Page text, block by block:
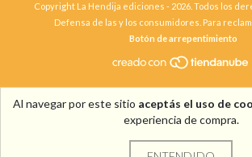
Al navegar por este sitio aceptás el uso de
experiencia de compra.
Copyright La Hendija ediciones - 2026. Todos los
Defensa de las y los consumidores. Para
Botón de arrepentimiento